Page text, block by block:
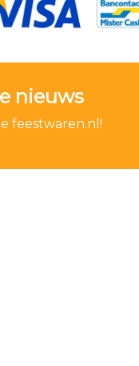
nieuws
feestwaren.nl!